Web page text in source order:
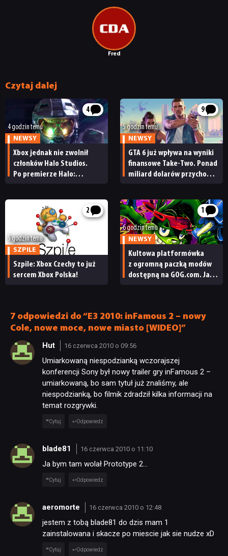
PUBLICYSTYKA
KULTURA
TECHNOLOGIE
DYSKUSJE
JUŻ GRALIŚMY
SKLEP
Fred
Czytaj dalej
4
4 godzin temu
NEWSY
Xbox jednak nie zwolnił
członków Halo Studios.
Po premierze Halo:
9
5 godzin temu
NEWSY
GTA 6 już wpływa na wyniki
finansowe Take-Two. Ponad
miliard dolarów przychodu
2
5 godzin temu
SZPILE
Szpile: Xbox Czechy to już
sercem Xbox Polska!
1
6 godzin temu
NEWSY
Kultowa platformówka
z ogromną paczką modów
dostępną na GOG.com. Jazz
7 odpowiedzi do “E3 2010: inFamous 2 – nowy
Cole, nowe moce, nowe miasto [WIDEO]”
Hut 16 czerwca 2010 o 09:56
Umiarkowaną niespodzianką wczorajszej
konferencji Sony był nowy trailer gry inFamous 2 –
umiarkowaną, bo sam tytuł już znaliśmy, ale
niespodzianką, bo filmik zdradził kilka informacji na
temat rozgrywki.
Cytuj Odpowiedz
blade81 16 czerwca 2010 o 11:10
Ja bym tam wolał Prototype 2…
Cytuj Odpowiedz
aeromorte 16 czerwca 2010 o 12:48
jestem z tobą blade81 do dzis mam 1
zainstalowana i skacze po miescie jak sie nudze xD
Cytuj Odpowiedz